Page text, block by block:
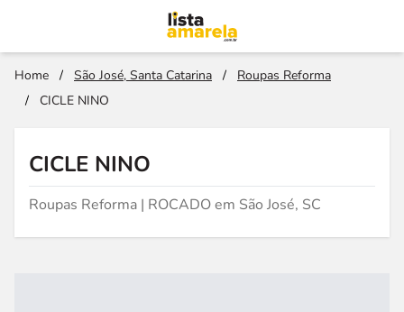
Home / São José, Santa Catarina /
Roupas Reforma
/
CICLE NINO
CICLE NINO
Roupas Reforma | ROCADO em São José, SC